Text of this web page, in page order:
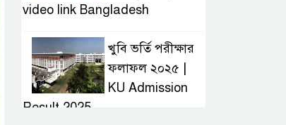
video link Bangladesh
খুবি ভর্তি পরীক্ষার
ফলাফল ২০২৫ |
KU Admission
Result 2025